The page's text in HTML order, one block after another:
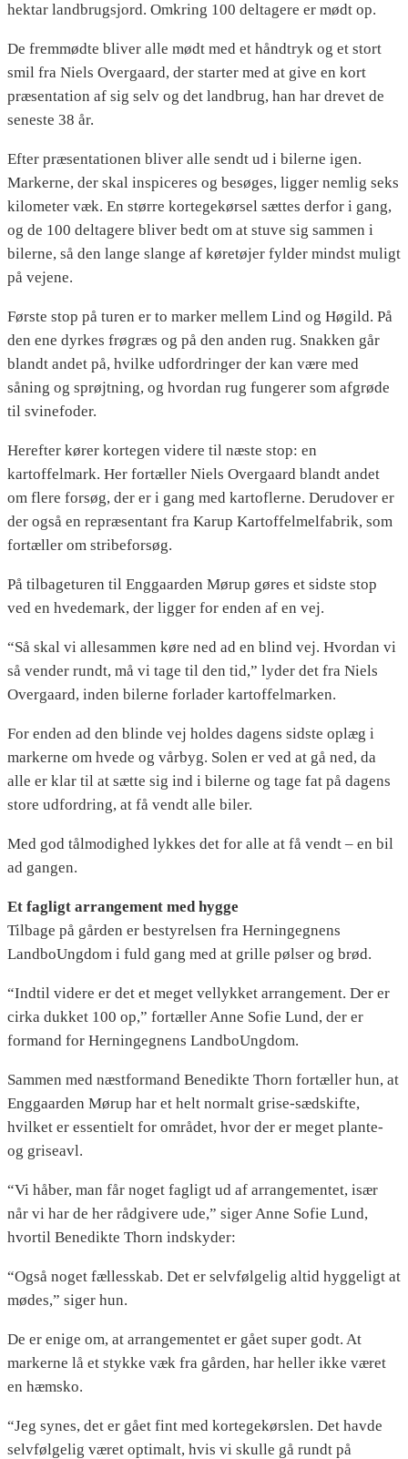
hektar landbrugsjord. Omkring 100 deltagere er mødt op.
De fremmødte bliver alle mødt med et håndtryk og et stort
smil fra Niels Overgaard, der starter med at give en kort
præsentation af sig selv og det landbrug, han har drevet de
seneste 38 år.
Efter præsentationen bliver alle sendt ud i bilerne igen.
Markerne, der skal inspiceres og besøges, ligger nemlig seks
kilometer væk. En større kortegekørsel sættes derfor i gang,
og de 100 deltagere bliver bedt om at stuve sig sammen i
bilerne, så den lange slange af køretøjer fylder mindst muligt
på vejene.
Første stop på turen er to marker mellem Lind og Høgild. På
den ene dyrkes frøgræs og på den anden rug. Snakken går
blandt andet på, hvilke udfordringer der kan være med
såning og sprøjtning, og hvordan rug fungerer som afgrøde
til svinefoder.
Herefter kører kortegen videre til næste stop: en
kartoffelmark. Her fortæller Niels Overgaard blandt andet
om flere forsøg, der er i gang med kartoflerne. Derudover er
der også en repræsentant fra Karup Kartoffelmelfabrik, som
fortæller om stribeforsøg.
På tilbageturen til Enggaarden Mørup gøres et sidste stop
ved en hvedemark, der ligger for enden af en vej.
“Så skal vi allesammen køre ned ad en blind vej. Hvordan vi
så vender rundt, må vi tage til den tid,” lyder det fra Niels
Overgaard, inden bilerne forlader kartoffelmarken.
For enden ad den blinde vej holdes dagens sidste oplæg i
markerne om hvede og vårbyg. Solen er ved at gå ned, da
alle er klar til at sætte sig ind i bilerne og tage fat på dagens
store udfordring, at få vendt alle biler.
Med god tålmodighed lykkes det for alle at få vendt – en bil
ad gangen.
Et fagligt arrangement med hygge
Tilbage på gården er bestyrelsen fra Herningegnens
LandboUngdom i fuld gang med at grille pølser og brød.
“Indtil videre er det et meget vellykket arrangement. Der er
cirka dukket 100 op,” fortæller Anne Sofie Lund, der er
formand for Herningegnens LandboUngdom.
Sammen med næstformand Benedikte Thorn fortæller hun, at
Enggaarden Mørup har et helt normalt grise-sædskifte,
hvilket er essentielt for området, hvor der er meget plante-
og griseavl.
“Vi håber, man får noget fagligt ud af arrangementet, især
når vi har de her rådgivere ude,” siger Anne Sofie Lund,
hvortil Benedikte Thorn indskyder:
“Også noget fællesskab. Det er selvfølgelig altid hyggeligt at
mødes,” siger hun.
De er enige om, at arrangementet er gået super godt. At
markerne lå et stykke væk fra gården, har heller ikke været
en hæmsko.
“Jeg synes, det er gået fint med kortegekørslen. Det havde
selvfølgelig været optimalt, hvis vi skulle gå rundt på